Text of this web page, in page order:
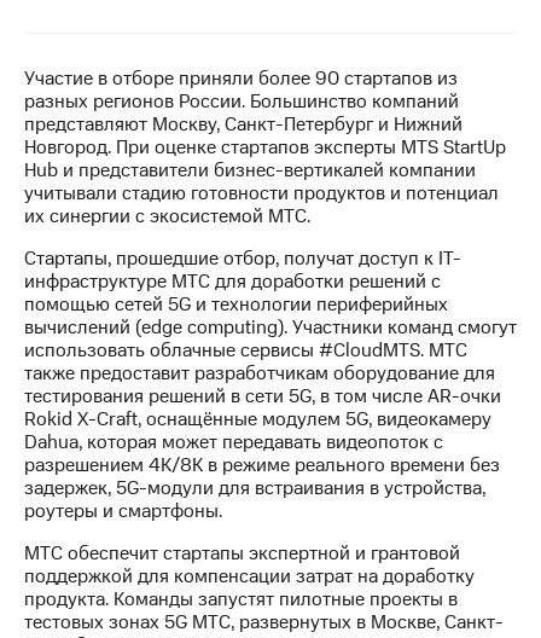
Контакты
Пригласить
спикера
и акционерам
Корпоративное
Корпоративный
секретарь
Раскрытие
информации
Информация
акционерам
Документы
ПАО
"МТС"
Собрания
акционеров
Личный
кабинет
акционера
Акционерный
Участие в отборе приняли более 90 стартапов из
разных регионов России. Большинство компаний
представляют Москву, Санкт-Петербург и Нижний
Новгород. При оценке стартапов эксперты MTS StartUp
Hub и представители бизнес-вертикалей компании
учитывали стадию готовности продуктов и потенциал
их синергии с экосистемой МТС.
Стартапы, прошедшие отбор, получат доступ к IT-
инфраструктуре МТС для доработки решений с
помощью сетей 5G и технологии периферийных
вычислений (edge computing). Участники команд смогут
использовать облачные сервисы #CloudMTS. МТС
также предоставит разработчикам оборудование для
тестирования решений в сети 5G, в том числе AR-очки
Rokid X-Craft, оснащённые модулем 5G, видеокамеру
Dahua, которая может передавать видеопоток с
разрешением 4K/8K в режиме реального времени без
задержек, 5G-модули для встраивания в устройства,
роутеры и смартфоны.
МТС обеспечит стартапы экспертной и грантовой
поддержкой для компенсации затрат на доработку
продукта. Команды запустят пилотные проекты в
тестовых зонах 5G МТС, развернутых в Москве, Санкт-